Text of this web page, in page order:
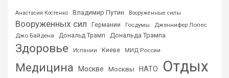
Анастасия Костенко Владимир Путин Вооруженные силы
Вооруженных сил Германии Госдумы
Дженнифер Лопес
Джо Байдена
Дональд Трамп Дональда Трампа
Здоровье Испании Киеве МИД России
Медицина Москве Москвы НАТО
Отдых